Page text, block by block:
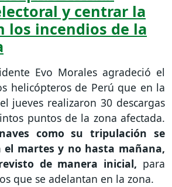
y centrar la
los incendios de la
Evo Morales agradeció el
helicópteros de Perú que en la
jueves realizaron 30 descargas
puntos de la zona afectada.
como su tripulación se
el martes y no hasta mañana,
de manera inicial, para
que se adelantan en la zona.